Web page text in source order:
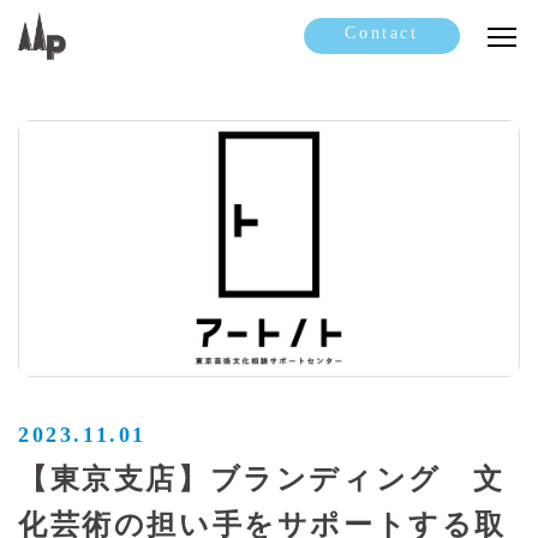
Contact
2023.11.01
【東京支店】ブランディング 文
化芸術の担い手をサポートする取